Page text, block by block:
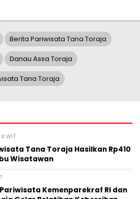
Berita Pariwisata Tana Toraja
Danau Assa Toraja
Tana Toraja
WIT
Tana Toraja Hasilkan Rp410
Wisatawan
Kemenparekraf RI dan